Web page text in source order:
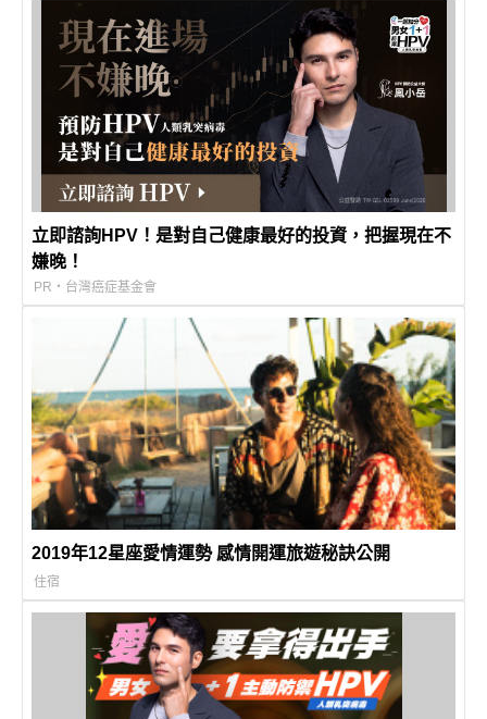
立即諮詢HPV！是對自己健康最好的投資，把握現在不
嫌晚！
PR・台灣癌症基金會
2019年12星座愛情運勢 感情開運旅遊秘訣公開
住宿